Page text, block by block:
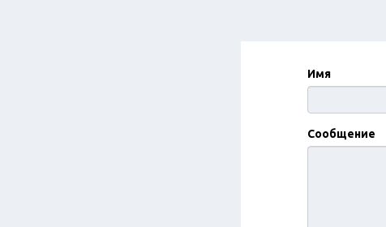
Имя
Сообщение